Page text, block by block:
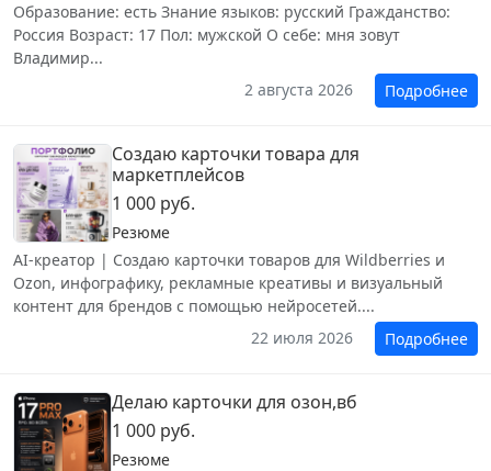
Образование: есть Знание языков: русский Гражданство:
Россия Возраст: 17 Пол: мужской О себе: мня зовут
Владимир...
2 августа 2026
Подробнее
Создаю карточки товара для
маркетплейсов
1 000 руб.
Резюме
AI-креатор | Создаю карточки товаров для Wildberries и
Ozon, инфографику, рекламные креативы и визуальный
контент для брендов с помощью нейросетей....
22 июля 2026
Подробнее
Делаю карточки для озон,вб
1 000 руб.
Резюме